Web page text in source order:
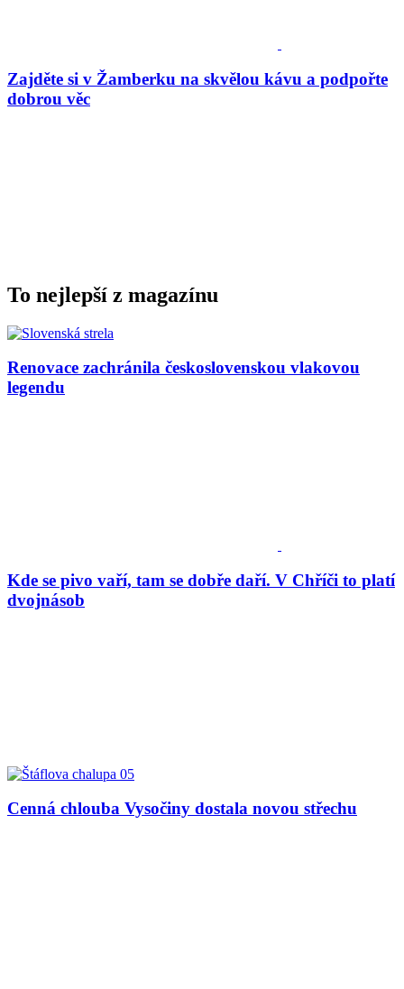
Zajděte si v Žamberku na skvělou kávu a podpořte
dobrou věc
To nejlepší z magazínu
Renovace zachránila československou vlakovou
legendu
Kde se pivo vaří, tam se dobře daří. V Chříči to platí
dvojnásob
Cenná chlouba Vysočiny dostala novou střechu